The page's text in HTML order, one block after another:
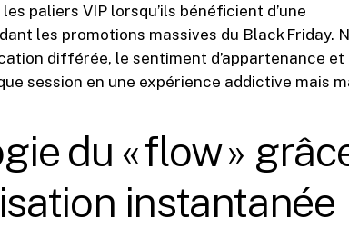
paliers VIP lorsqu’ils bénéficient d’une
les promotions massives du Black Friday.
différée, le sentiment d’appartenance et
session en une expérience addictive mais
du « flow »
instantanée